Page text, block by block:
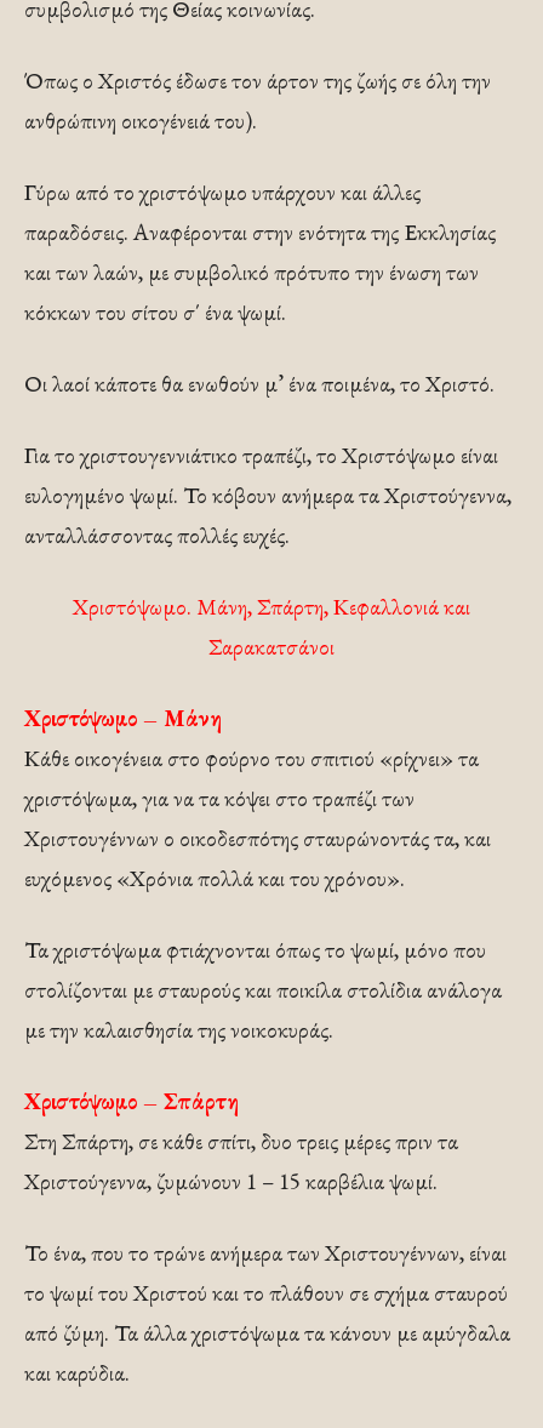
συμβολισμό της Θείας κοινωνίας.
Όπως ο Χριστός έδωσε τον άρτον της ζωής σε όλη την
ανθρώπινη οικογένειά του).
Γύρω από το χριστόψωμο υπάρχουν και άλλες
παραδόσεις. Αναφέρονται στην ενότητα της Εκκλησίας
και των λαών, με συμβολικό πρότυπο την ένωση των
κόκκων του σίτου σ΄ ένα ψωμί.
Οι λαοί κάποτε θα ενωθούν μ’ ένα ποιμένα, το Χριστό.
Για το χριστουγεννιάτικο τραπέζι, το Χριστόψωμο είναι
ευλογημένο ψωμί. Το κόβουν ανήμερα τα Χριστούγεννα,
ανταλλάσσοντας πολλές ευχές.
Χριστόψωμο. Μάνη, Σπάρτη, Κεφαλλονιά και
Σαρακατσάνοι
Χριστόψωμο – Μάνη
Κάθε οικογένεια στο φούρνο του σπιτιού «ρίχνει» τα
χριστόψωμα, για να τα κόψει στο τραπέζι των
Χριστουγέννων ο οικοδεσπότης σταυρώνοντάς τα, και
ευχόμενος «Χρόνια πολλά και του χρόνου».
Τα χριστόψωμα φτιάχνονται όπως το ψωμί, μόνο που
στολίζονται με σταυρούς και ποικίλα στολίδια ανάλογα
με την καλαισθησία της νοικοκυράς.
Χριστόψωμο – Σπάρτη
Στη Σπάρτη, σε κάθε σπίτι, δυο τρεις μέρες πριν τα
Χριστούγεννα, ζυμώνουν 1 – 15 καρβέλια ψωμί.
Το ένα, που το τρώνε ανήμερα των Χριστουγέννων, είναι
το ψωμί του Χριστού και το πλάθουν σε σχήμα σταυρού
από ζύμη. Τα άλλα χριστόψωμα τα κάνουν με αμύγδαλα
και καρύδια.